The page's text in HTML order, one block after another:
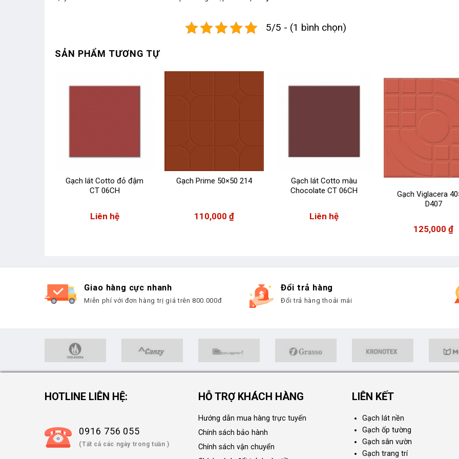
5/5 - (1 bình chọn)
SẢN PHẨM TƯƠNG TỰ
Gạch lát Cotto đỏ đậm
CT 06CH
Liên hệ
Gạch Prime 50×50 214
110,000₫
Gạch lát Cotto màu
Chocolate CT 06CH
Liên hệ
Gạch Viglacera
D407
125,000₫
Giao hàng cực nhanh
Miễn phí với đơn hàng trị giá trên 800.000đ
Đổi trả hàng
Đổi trả hàng thoải mái
HOTLINE LIÊN HỆ:
0916 756 055
(Tất cả các ngày trong tuần )
HỖ TRỢ KHÁCH HÀNG
Hướng dẫn mua hàng trực tuyến
Chính sách bảo hành
Chính sách vận chuyển
LIÊN KẾT
Gạch lát nền
Gạch ốp tường
Gạch sân vườn
Gạch trang trí